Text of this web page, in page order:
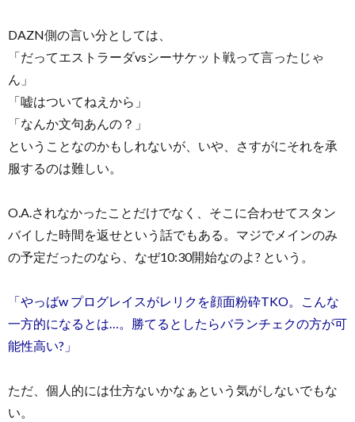
DAZN側の言い分としては、
「だってエストラーダvsシーサケット戦って言ったじゃ
ん」
「嘘はついてねえから」
「なんか文句あんの？」
ということなのかもしれないが、いや、さすがにそれを承
服するのは難しい。
O.A.されなかったことだけでなく、そこに合わせてスタン
バイした時間を返せという話でもある。マジでメインのみ
の予定だったのなら、なぜ10:30開始なのよ? という。
「やっばw プログレイスがレリクを顔面粉砕TKO。こんな
一方的になるとは…。勝てるとしたらバランチェクの方が可
能性高い?」
ただ、個人的には仕方ないかなぁという気がしないでもな
い。